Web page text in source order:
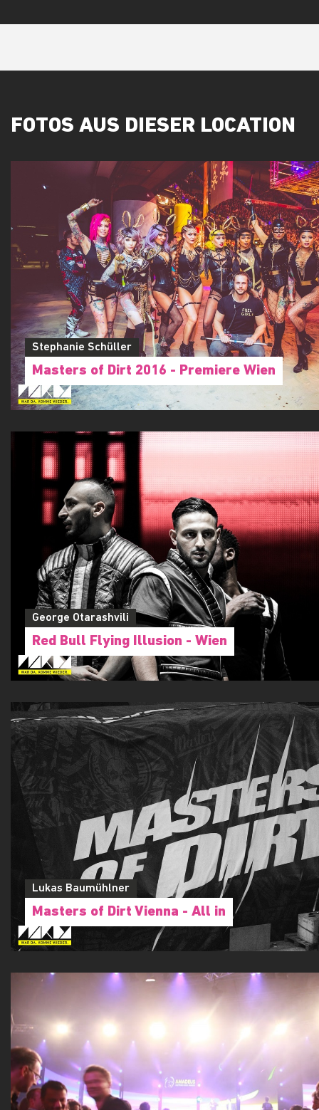
FOTOS AUS DIESER LOCATION
Stephanie Schüller
Masters of Dirt 2016 - Premiere Wien
George Otarashvili
Red Bull Flying Illusion - Wien
Lukas Baumühlner
Masters of Dirt Vienna - All in